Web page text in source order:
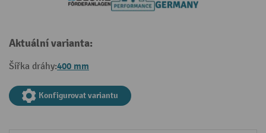
Aktuální varianta:
Šířka dráhy:400 mm
Konfigurovat variantu